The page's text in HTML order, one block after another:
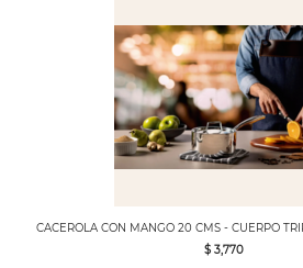
CACEROLA CON MANGO 20 CMS - CUERPO
$ 3,770